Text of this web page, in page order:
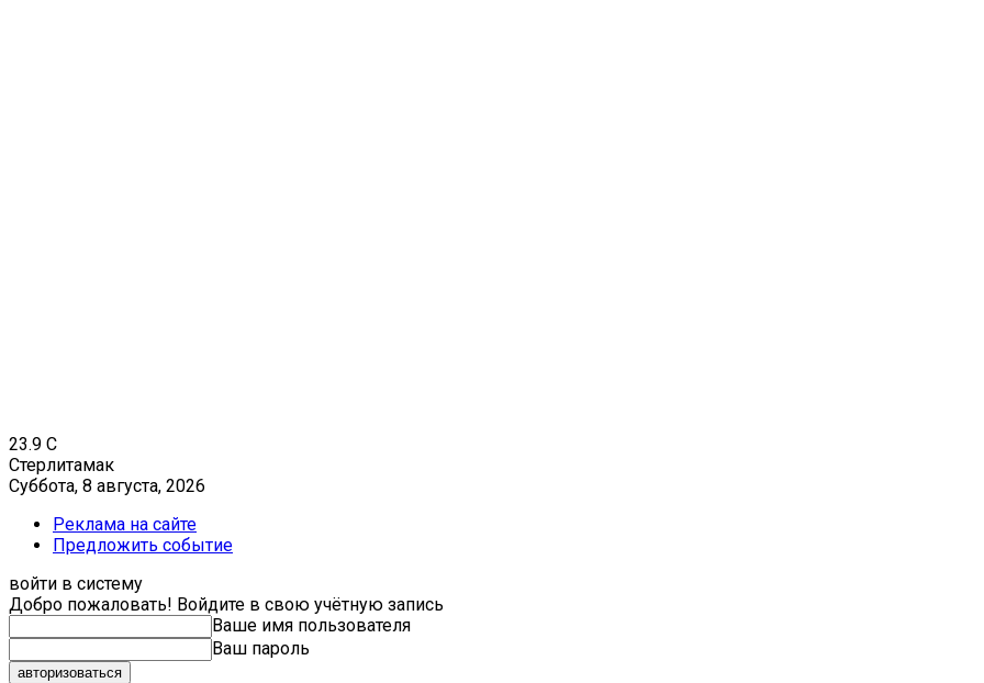
23.9 C
Стерлитамак
Суббота, 8 августа, 2026
Реклама на сайте
Предложить событие
войти в систему
Добро пожаловать! Войдите в свою учётную запись
Ваше имя пользователя
Ваш пароль